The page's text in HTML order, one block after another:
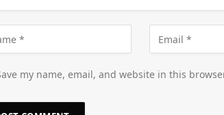
my name, email, and website in this